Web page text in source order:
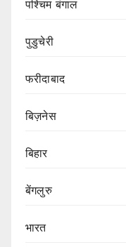
पश्चिम बंगाल
पुडुचेरी
फरीदाबाद
बिज़नेस
बिहार
बेंगलुरु
भारत